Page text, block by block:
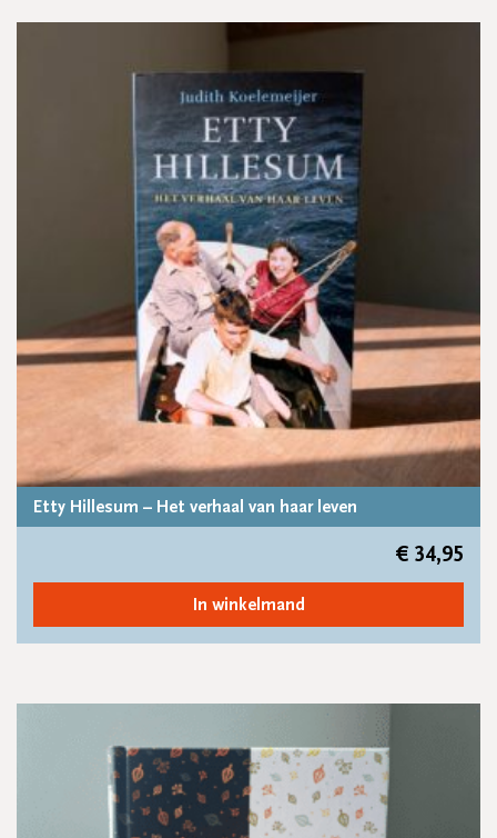
Etty Hillesum – Het verhaal van haar leven
€ 34,95
In winkelmand